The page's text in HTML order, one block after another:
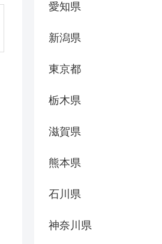
愛知県
新潟県
東京都
栃木県
滋賀県
熊本県
石川県
神奈川県